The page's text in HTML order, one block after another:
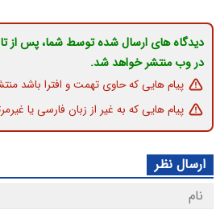
دیدگاه های ارسال شده توسط شما، پس از
در وب منتشر خواهد شد.
پیام هایی که حاوی تهمت و افترا باشد
پیام هایی که به غیر از زبان فارسی یا
ارسال نظر